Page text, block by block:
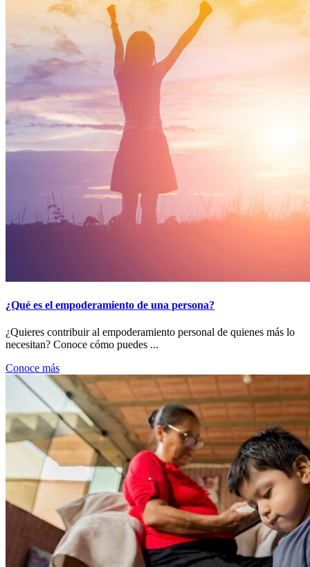
¿Qué es el empoderamiento de una persona?
¿Quieres contribuir al empoderamiento personal de quienes más lo
necesitan? Conoce cómo puedes ...
Conoce más